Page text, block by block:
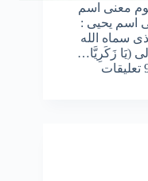
معنى اسم
اسم يحيى :
سماه الله
(يَا زَكَرِيَّا…